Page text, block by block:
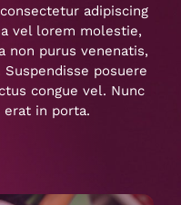
adipiscing
vel lorem molestie,
non purus venenatis,
posuere
congue vel. Nunc
in porta.